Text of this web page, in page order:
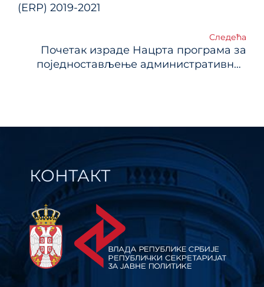
чланка
(ERP) 2019-2021
Следећа
Почетак израде Нацрта програма за
поједностављење административних
КОНТАКТ